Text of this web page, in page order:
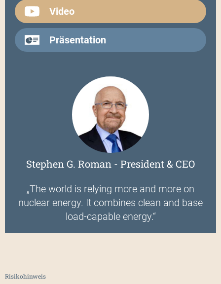
Video
Präsentation
Stephen G. Roman - President & CEO
„The world is relying more and more on
nuclear energy. It combines clean and base
load-capable energy.“
Risikohinweis